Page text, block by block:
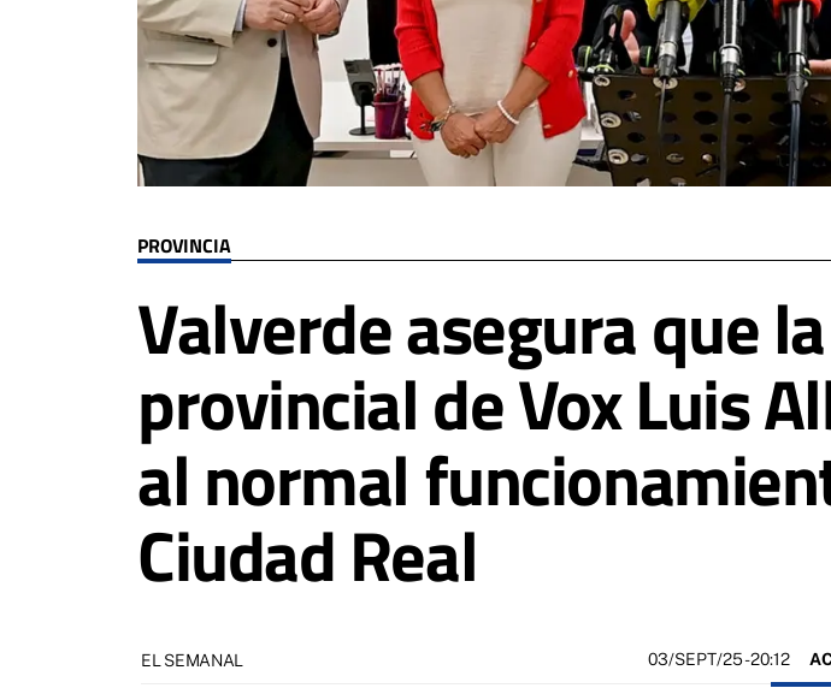
PROVINCIA
Valverde asegura que
provincial de Vox Luis
al normal
Ciudad Real
EL SEMANAL 03/SEPT/25- 20:12